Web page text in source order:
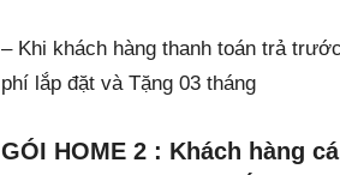
– Khi khách hàng thanh toán trả
phí lắp đặt và Tặng 03 tháng
GÓI HOME 2 : Khách hàng